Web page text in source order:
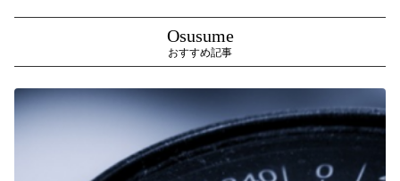
Osusume
おすすめ記事